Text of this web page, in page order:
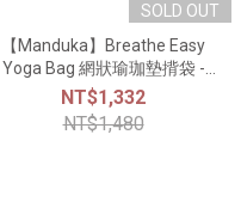
SOLD OUT
【Manduka】Breathe Easy
Yoga Bag 網狀瑜珈墊揹袋 -
Black
NT$1,332
NT$1,480